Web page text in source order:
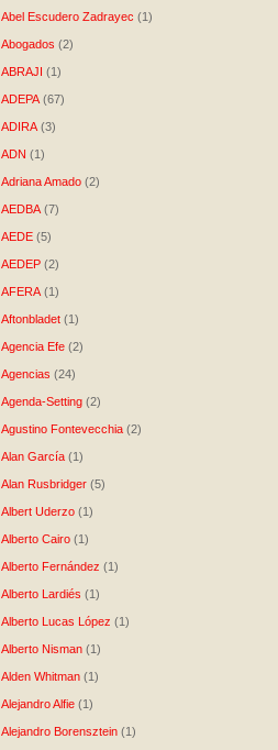
Abel Escudero Zadrayec (1)
Abogados (2)
ABRAJI (1)
ADEPA (67)
ADIRA (3)
ADN (1)
Adriana Amado (2)
AEDBA (7)
AEDE (5)
AEDEP (2)
AFERA (1)
Aftonbladet (1)
Agencia Efe (2)
Agencias (24)
Agenda-Setting (2)
Agustino Fontevecchia (2)
Alan García (1)
Alan Rusbridger (5)
Albert Uderzo (1)
Alberto Cairo (1)
Alberto Fernández (1)
Alberto Lardiés (1)
Alberto Lucas López (1)
Alberto Nisman (1)
Alden Whitman (1)
Alejandro Alfie (1)
Alejandro Borensztein (1)